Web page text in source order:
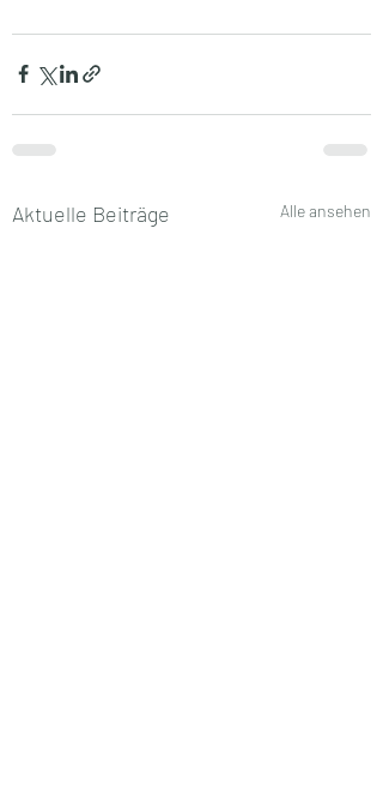
Aktuelle Beiträge Alle ansehen